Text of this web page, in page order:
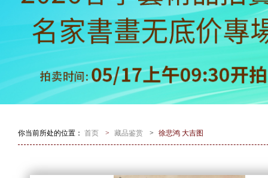
你当前所处的位置： 首页 > 藏品鉴赏 > 徐悲鸿 大吉图